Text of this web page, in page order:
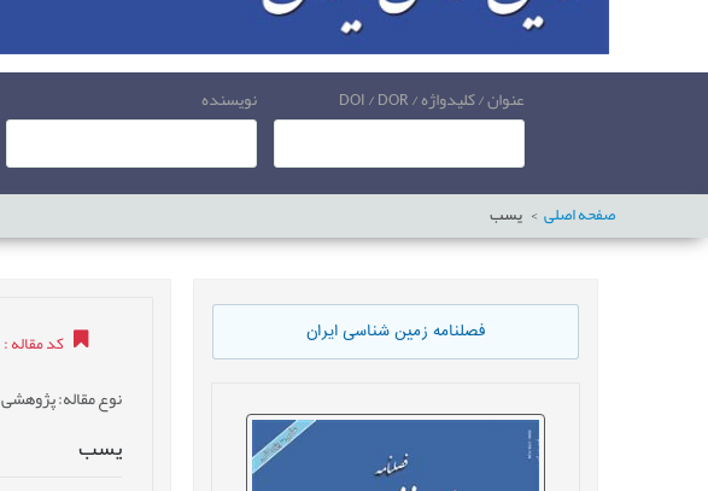
عنوان / کلیدواژه / DOI / DOR نویسنده
صفحه اصلی یسب
فصلنامه زمین شناسی ایران کد مقاله: 13940929113552776
نوع مقاله: پژوهشی
یسب